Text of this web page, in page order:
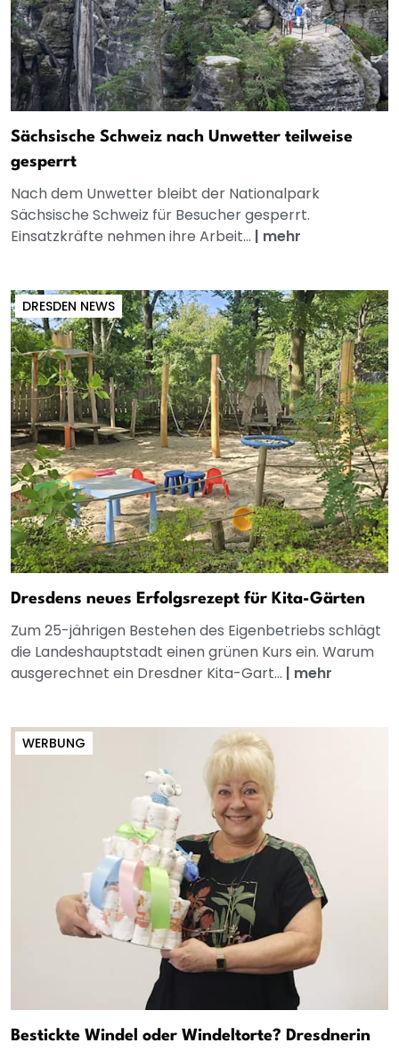
Sächsische Schweiz nach Unwetter teilweise
gesperrt
Nach dem Unwetter bleibt der Nationalpark
Sächsische Schweiz für Besucher gesperrt.
Einsatzkräfte nehmen ihre Arbeit... | mehr
DRESDEN NEWS
Dresdens neues Erfolgsrezept für Kita-Gärten
Zum 25-jährigen Bestehen des Eigenbetriebs schlägt
die Landeshauptstadt einen grünen Kurs ein. Warum
ausgerechnet ein Dresdner Kita-Gart... | mehr
WERBUNG
Bestickte Windel oder Windeltorte? Dresdnerin